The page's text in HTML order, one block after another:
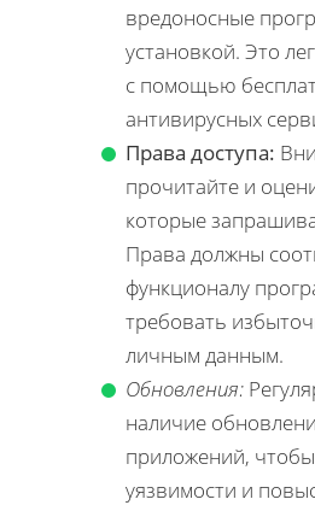
вредоносные
установкой. Это
с помощью
антивирусных
Права доступа:
прочитайте и
которые
Права должны
функционалу
требовать
личным данным.
Обновления:
наличие
приложений,
уязвимости и